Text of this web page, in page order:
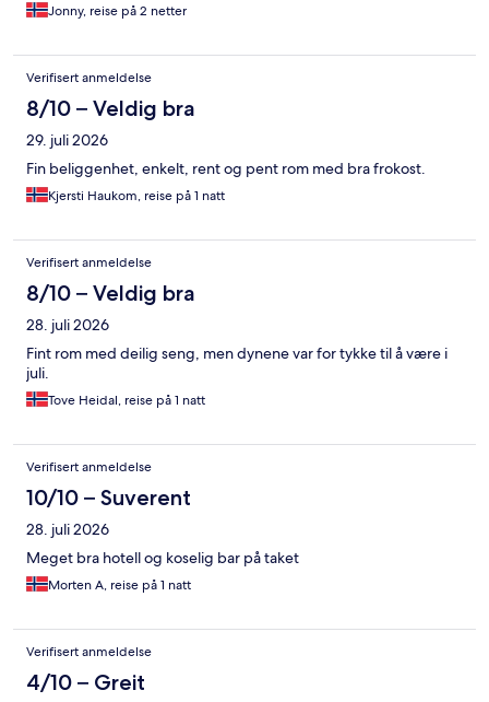
Jonny, reise på 2 netter
Verifisert anmeldelse
8/10 – Veldig bra
29. juli 2026
Fin beliggenhet, enkelt, rent og pent rom med bra frokost.
Kjersti Haukom, reise på 1 natt
Verifisert anmeldelse
8/10 – Veldig bra
28. juli 2026
Fint rom med deilig seng, men dynene var for tykke til å være i
juli.
Tove Heidal, reise på 1 natt
Verifisert anmeldelse
10/10 – Suverent
28. juli 2026
Meget bra hotell og koselig bar på taket
Morten A, reise på 1 natt
Verifisert anmeldelse
4/10 – Greit